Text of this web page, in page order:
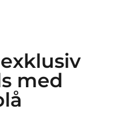
exklusiv
med